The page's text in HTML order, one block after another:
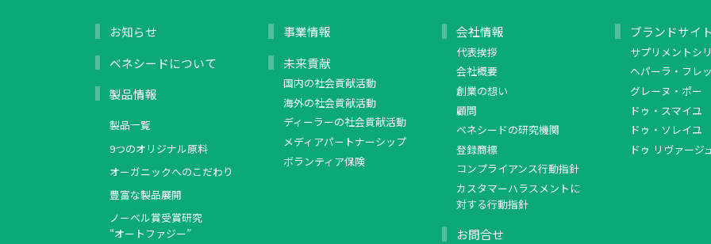
お知らせ
ベネシードについて
製品情報
製品一覧
9つのオリジナル原料
オーガニックへのこだわり
豊富な製品展開
ノーベル賞受賞研究
“オートファジー”
事業情報
未来貢献
国内の社会貢献活動
海外の社会貢献活動
ディーラーの社会貢献活動
メディアパートナーシップ
ボランティア保険
会社情報
代表挨拶
会社概要
創業の想い
顧問
ベネシードの研究機関
登録商標
コンプライアンス行動指針
カスタマーハラスメントに
対する行動指針
お問合せ
ブランドサイ
サプリメントシ
ヘパーラ・フレ
グレーヌ・ポー
ドゥ・スマイユ
ドゥ・ソレイユ
ドゥ リヴァージ